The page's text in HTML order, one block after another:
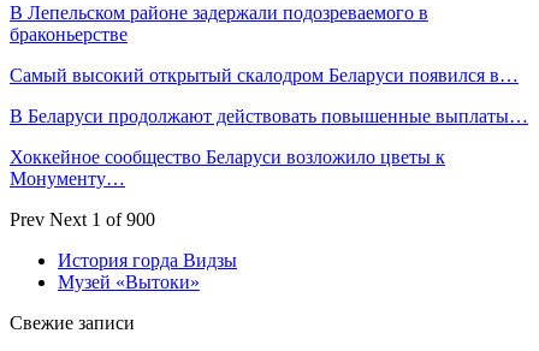
В Лепельском районе задержали подозреваемого в
браконьерстве
Самый высокий открытый скалодром Беларуси появился в…
В Беларуси продолжают действовать повышенные выплаты…
Хоккейное сообщество Беларуси возложило цветы к
Монументу…
Prev Next 1 of 900
История горда Видзы
Музей «Вытоки»
Свежие записи